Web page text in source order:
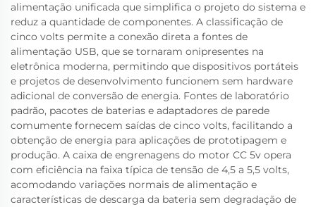
alimentação unificada que simplifica o projeto do sistema e
reduz a quantidade de componentes. A classificação de
cinco volts permite a conexão direta a fontes de
alimentação USB, que se tornaram onipresentes na
eletrônica moderna, permitindo que dispositivos portáteis
e projetos de desenvolvimento funcionem sem hardware
adicional de conversão de energia. Fontes de laboratório
padrão, pacotes de baterias e adaptadores de parede
comumente fornecem saídas de cinco volts, facilitando a
obtenção de energia para aplicações de prototipagem e
produção. A caixa de engrenagens do motor CC 5v opera
com eficiência na faixa típica de tensão de 4,5 a 5,5 volts,
acomodando variações normais de alimentação e
características de descarga da bateria sem degradação de